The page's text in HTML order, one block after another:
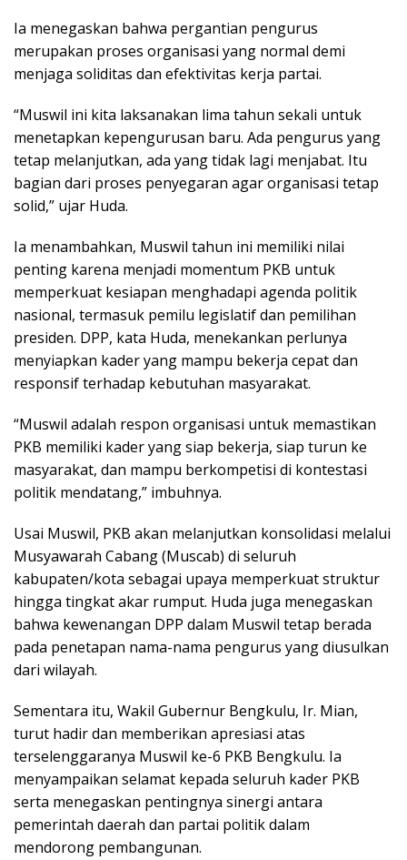
Ia menegaskan bahwa pergantian pengurus
merupakan proses organisasi yang normal demi
menjaga soliditas dan efektivitas kerja partai.
“Muswil ini kita laksanakan lima tahun sekali untuk
menetapkan kepengurusan baru. Ada pengurus yang
tetap melanjutkan, ada yang tidak lagi menjabat. Itu
bagian dari proses penyegaran agar organisasi tetap
solid,” ujar Huda.
Ia menambahkan, Muswil tahun ini memiliki nilai
penting karena menjadi momentum PKB untuk
memperkuat kesiapan menghadapi agenda politik
nasional, termasuk pemilu legislatif dan pemilihan
presiden. DPP, kata Huda, menekankan perlunya
menyiapkan kader yang mampu bekerja cepat dan
responsif terhadap kebutuhan masyarakat.
“Muswil adalah respon organisasi untuk memastikan
PKB memiliki kader yang siap bekerja, siap turun ke
masyarakat, dan mampu berkompetisi di kontestasi
politik mendatang,” imbuhnya.
Usai Muswil, PKB akan melanjutkan konsolidasi melalui
Musyawarah Cabang (Muscab) di seluruh
kabupaten/kota sebagai upaya memperkuat struktur
hingga tingkat akar rumput. Huda juga menegaskan
bahwa kewenangan DPP dalam Muswil tetap berada
pada penetapan nama-nama pengurus yang diusulkan
dari wilayah.
Sementara itu, Wakil Gubernur Bengkulu, Ir. Mian,
turut hadir dan memberikan apresiasi atas
terselenggaranya Muswil ke-6 PKB Bengkulu. Ia
menyampaikan selamat kepada seluruh kader PKB
serta menegaskan pentingnya sinergi antara
pemerintah daerah dan partai politik dalam
mendorong pembangunan.